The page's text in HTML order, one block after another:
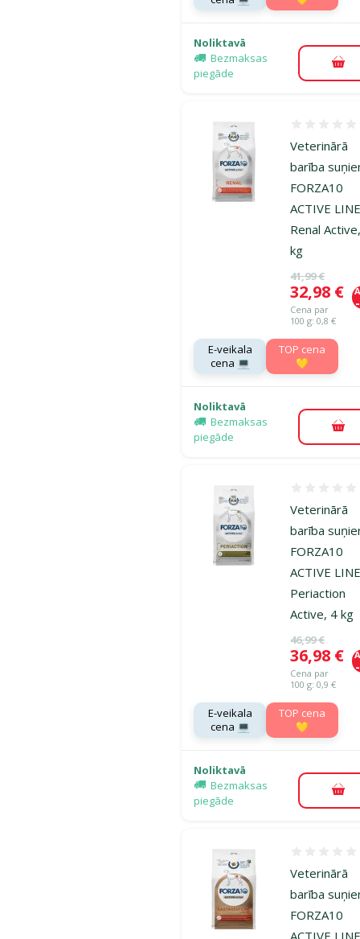
Noliktavā
Bezmaksas
piegāde
Veterinārā
barība
FORZA10
ACTIVE
Renal
kg
Oriģinālā
41,99 €
Cena
32,98 €
Cena par
100 g: 0,8 €
E-veikala
cena 💻
TOP cena
💛
Noliktavā
Bezmaksas
piegāde
Veterinārā
barība
FORZA10
ACTIVE
Periaction
Active, 4 kg
Oriģinālā
46,99 €
Cena
36,98 €
Cena par
100 g: 0,9 €
E-veikala
cena 💻
TOP cena
💛
Noliktavā
Bezmaksas
piegāde
Veterinārā
barība
FORZA10
ACTIVE